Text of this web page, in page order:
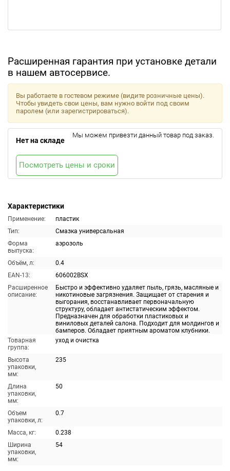
Расширенная гарантия при установке детали
в нашем автосервисе.
Характеристики
Применение:
пластик
Тип:
Смазка универсальная
Форма
выпуска:
аэрозоль
Объём, л:
0.4
EAN-13:
606002BSX
Расширенное
описание:
Быстро и эффективно удаляет пыль, грязь, масляные и
никотиновые загрязнения. Защищает от старения и
выгорания, восстанавливает первоначальную
структуру, обладает антистатическим эффектом.
Предназначен для обработки пластиковых и
виниловых деталей салона. Подходит для молдингов и
бамперов. Обладает приятным ароматом клубники.
Товарная
группа:
уход и очистка
Высота
упаковки,
мм:
235
Длина
упаковки,
мм:
50
Объем
упаковки, л:
0.7
Масса, кг:
0.238
Ширина
упаковки,
мм:
54
Вы работаете в гостевом режиме (видите розничные цены).
Чтобы увидеть свои цены, вам нужно войти под своим
паролем (или зарегистрироваться).
Нет на складе
Мы можем привезти данный товар под заказ.
Посмотреть цены и сроки